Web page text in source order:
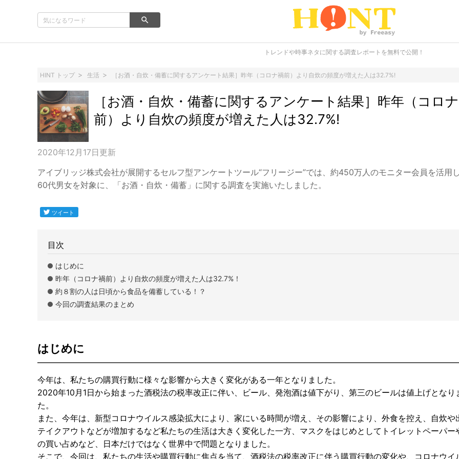
トレンドや時事ネタに関する調査レポートを無料で公開！
HINT トップ 生活 ［お酒・自炊・備蓄に関するアンケート結果］昨年（コロナ禍前）より自炊の頻度が増えた人は32.7%!
［お酒・自炊・備蓄に関するアンケート結果］昨年（コロ
前）より自炊の頻度が増えた人は32.7%!
2020年12月17日 更新
アイブリッジ株式会社が展開するセルフ型アンケートツール“フリージー”では、約450万人のモニター会員を活用
60代男女を対象に、「お酒・自炊・備蓄」に関する調査を実施いたしました。
目次
はじめに
昨年（コロナ禍前）より自炊の頻度が増えた人は32.7%！
約８割の人は日頃から食品を備蓄している！？
今回の調査結果のまとめ
はじめに
今年は、私たちの購買行動に様々な影響から大きく変化がある一年となりました。
2020年10月1日から始まった酒税法の税率改正に伴い、ビール、発泡酒は値下がり、第三のビールは値上げとなり
た。
また、今年は、新型コロナウイルス感染拡大により、家にいる時間が増え、その影響により、外食を控え、自炊や
テイクアウトなどが増加するなど私たちの生活は大きく変化した一方、マスクをはじめとしてトイレットペーパー
の買い占めなど、日本だけではなく世界中で問題となりました。
そこで、今回は、私たちの生活や購買行動に焦点を当て、酒税法の税率改正に伴う購買行動の変化や、コロナウイ